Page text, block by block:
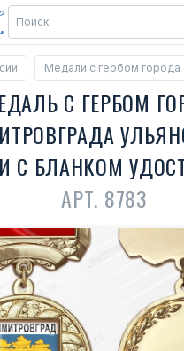
Медали с гербом города
С ГЕРБОМ
С БЛАНКОМ
АРТ. 8783